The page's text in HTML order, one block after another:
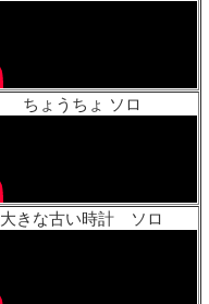
ちょうちょ ソロ
大きな古い時計 ソロ